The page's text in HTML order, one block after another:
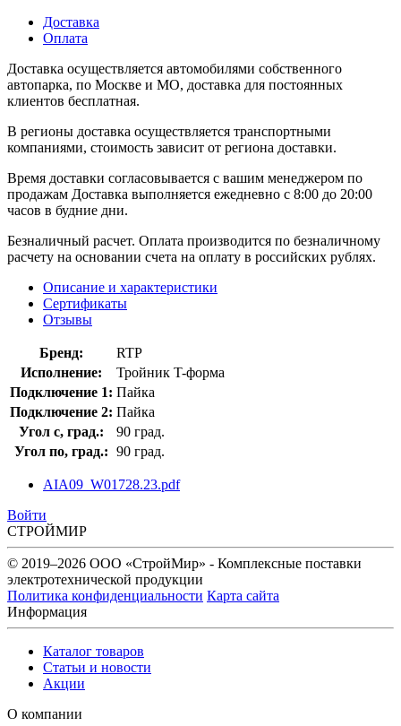
Доставка
Оплата
Доставка осуществляется автомобилями собственного
автопарка, по Москве и МО, доставка для постоянных
клиентов бесплатная.
В регионы доставка осуществляется транспортными
компаниями, стоимость зависит от региона доставки.
Время доставки согласовывается с вашим менеджером по
продажам Доставка выполняется ежедневно с 8:00 до 20:00
часов в будние дни.
Безналичный расчет. Оплата производится по безналичному
расчету на основании счета на оплату в российских рублях.
Описание и характеристики
Сертификаты
Отзывы
Бренд:
RTP
Исполнение:
Тройник T-форма
Подключение 1: Пайка
Подключение 2: Пайка
Угол с, град.:
90 град.
Угол по, град.: 90 град.
AIA09_W01728.23.pdf
Войти
СТРОЙМИР
© 2019–2026 ООО «СтройМир» - Комплексные поставки
электротехнической продукции
Политика конфиденциальности Карта сайта
Информация
Каталог товаров
Статьи и новости
Акции
О компании